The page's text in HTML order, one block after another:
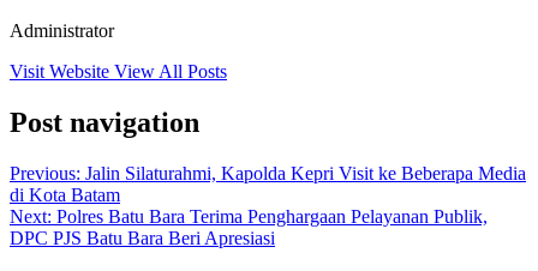
Administrator
Visit Website View All Posts
Post navigation
Previous: Jalin Silaturahmi, Kapolda Kepri Visit ke Beberapa Media
di Kota Batam
Next: Polres Batu Bara Terima Penghargaan Pelayanan Publik,
DPC PJS Batu Bara Beri Apresiasi